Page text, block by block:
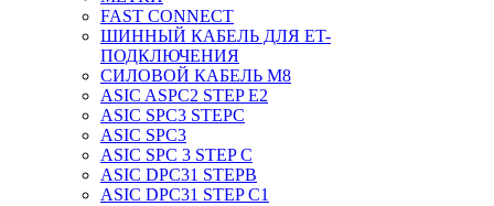
FAST CONNECT
ШИННЫЙ КАБЕЛЬ ДЛЯ ET-
ПОДКЛЮЧЕНИЯ
СИЛОВОЙ КАБЕЛЬ M8
ASIC ASPC2 STEP E2
ASIC SPC3 STEPC
ASIC SPC3
ASIC SPC 3 STEP C
ASIC DPC31 STEPB
ASIC DPC31 STEP C1